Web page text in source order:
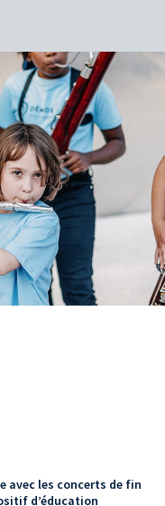
avec les concerts de fin
d’éducation